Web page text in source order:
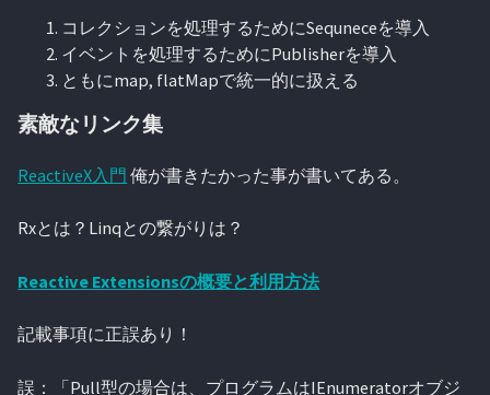
コレクションを処理するためにSequneceを導入
イベントを処理するためにPublisherを導入
ともにmap, flatMapで統一的に扱える
素敵なリンク集
ReactiveX入門 俺が書きたかった事が書いてある。
Rxとは？Linqとの繋がりは？
Reactive Extensionsの概要と利用方法
記載事項に正誤あり！
誤：「Pull型の場合は、プログラムはIEnumeratorオブジ